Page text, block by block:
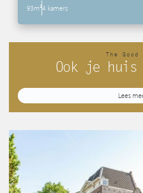
93m²4 kamers
The Good
Ook je huis
Lees